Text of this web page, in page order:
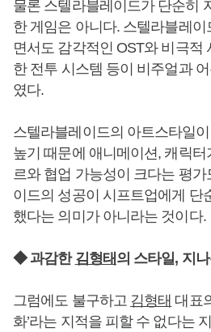
물론 스텔라블레이드가 단순히
한 게임은 아니다. 스텔라블레이
면서도 감각적인 OST와 비극적
한 전투 시스템 등이 비주얼과
였다.
스텔라블레이드의 아트스타일
높기 때문에 애니메이션, 캐릭
르와 협업 가능성이 크다는 평가
이드의 성공이 시프트업에게 단
했다는 의미가 아니라는 것이다.
◆ 과감한 김형태 의 스타일, 지
그럼에도 불구하고 김형태 대표
화’라는 지적을 피할 수 없다는